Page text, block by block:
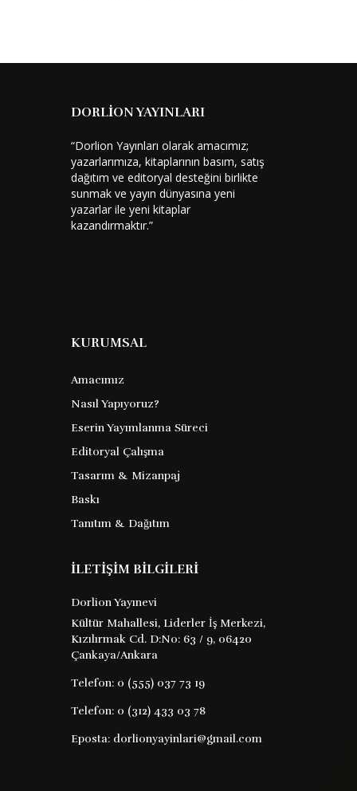
DORLİON YAYINLARI
“Dorlion Yayınları olarak amacımız;
yazarlarımıza, kitaplarının basım, satış
dağıtım ve editoryal desteğini birlikte
sunmak ve yayın dünyasına yeni
yazarlar ile yeni kitaplar
kazandırmaktır.”
KURUMSAL
Amacımız
Nasıl Yapıyoruz?
Eserin Yayımlanma Süreci
Editoryal Çalışma
Tasarım & Mizanpaj
Baskı
Tanıtım & Dağıtım
İLETİŞİM BİLGİLERİ
Dorlion Yayınevi
Kültür Mahallesi, Liderler İş Merkezi,
Kızılırmak Cd. D:No: 63 / 9, 06420
Çankaya/Ankara
Telefon: 0 (555) 037 73 19
Telefon: 0 (312) 433 03 78
Eposta: dorlionyayinlari@gmail.com